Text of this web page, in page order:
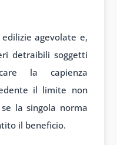
agevolate e,
detraibili soggetti
la capienza
il limite non
la singola norma
il beneficio.